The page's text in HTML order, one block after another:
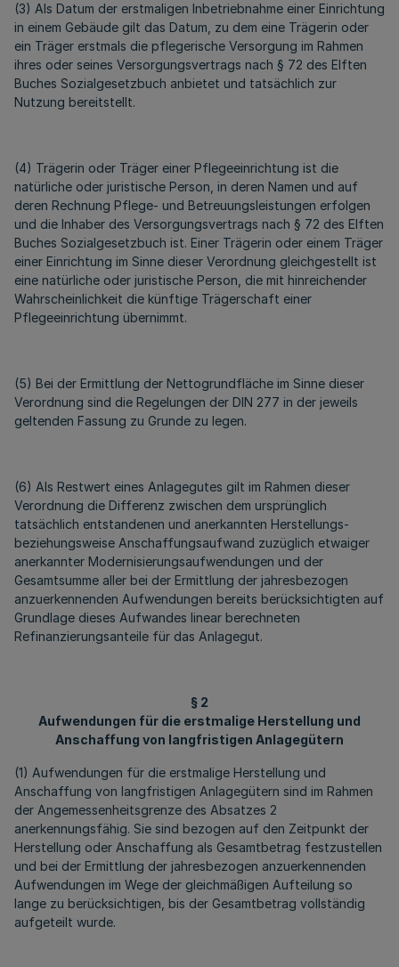
(3) Als Datum der erstmaligen Inbetriebnahme einer Einrichtung
in einem Gebäude gilt das Datum, zu dem eine Trägerin oder
ein Träger erstmals die pflegerische Versorgung im Rahmen
ihres oder seines Versorgungsvertrags nach § 72 des Elften
Buches Sozialgesetzbuch anbietet und tatsächlich zur
Nutzung bereitstellt.
(4) Trägerin oder Träger einer Pflegeeinrichtung ist die
natürliche oder juristische Person, in deren Namen und auf
deren Rechnung Pflege- und Betreuungsleistungen erfolgen
und die Inhaber des Versorgungsvertrags nach § 72 des Elften
Buches Sozialgesetzbuch ist. Einer Trägerin oder einem Träger
einer Einrichtung im Sinne dieser Verordnung gleichgestellt ist
eine natürliche oder juristische Person, die mit hinreichender
Wahrscheinlichkeit die künftige Trägerschaft einer
Pflegeeinrichtung übernimmt.
(5) Bei der Ermittlung der Nettogrundfläche im Sinne dieser
Verordnung sind die Regelungen der DIN 277 in der jeweils
geltenden Fassung zu Grunde zu legen.
(6) Als Restwert eines Anlagegutes gilt im Rahmen dieser
Verordnung die Differenz zwischen dem ursprünglich
tatsächlich entstandenen und anerkannten Herstellungs-
beziehungsweise Anschaffungsaufwand zuzüglich etwaiger
anerkannter Modernisierungsaufwendungen und der
Gesamtsumme aller bei der Ermittlung der jahresbezogen
anzuerkennenden Aufwendungen bereits berücksichtigten auf
Grundlage dieses Aufwandes linear berechneten
Refinanzierungsanteile für das Anlagegut.
§ 2
Aufwendungen für die erstmalige Herstellung und
Anschaffung von langfristigen Anlagegütern
(1) Aufwendungen für die erstmalige Herstellung und
Anschaffung von langfristigen Anlagegütern sind im Rahmen
der Angemessenheitsgrenze des Absatzes 2
anerkennungsfähig. Sie sind bezogen auf den Zeitpunkt der
Herstellung oder Anschaffung als Gesamtbetrag festzustellen
und bei der Ermittlung der jahresbezogen anzuerkennenden
Aufwendungen im Wege der gleichmäßigen Aufteilung so
lange zu berücksichtigen, bis der Gesamtbetrag vollständig
aufgeteilt wurde.